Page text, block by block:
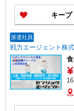
キープ
派遣社員
戦力エージェント株